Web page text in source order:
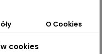
O Cookies
cookies